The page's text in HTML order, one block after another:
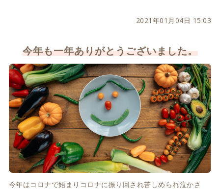
2021年01月04日 15:03
今年も一年ありがとうございました。
今年はコロナで始まりコロナに振り回され苦しめられ泣かさ